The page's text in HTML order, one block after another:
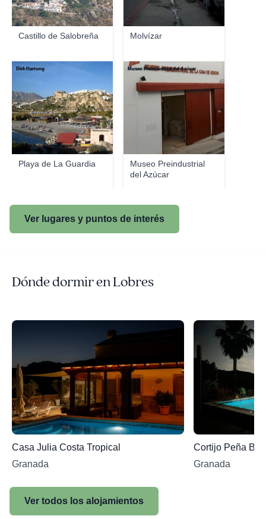
Castillo de Salobreña Molvízar
Playa de La Guardia
Dirk Hartung
Museo Preindustrial
del Azúcar
Museo Preindustrial del Azúcar
Ver lugares y puntos de interés
Dónde dormir en Lobres
Casa Julia Costa Tropical
Granada
Cortijo Peña
Granada
Ver todos los alojamientos